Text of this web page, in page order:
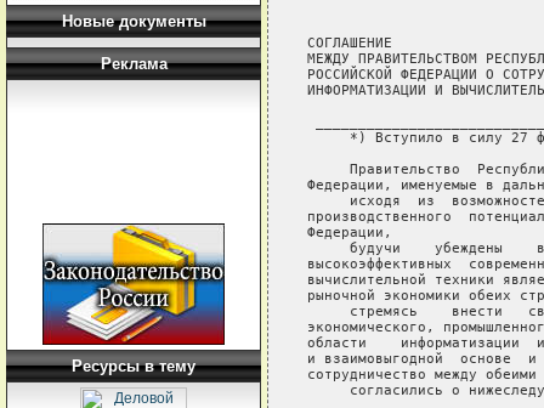
Новые документы
Реклама
Ресурсы в тему
СОГЛАШЕНИЕ
МЕЖДУ ПРАВИТЕЛЬСТВОМ
РОССИЙСКОЙ ФЕДЕРАЦИИ О
ИНФОРМАТИЗАЦИИ И
*) Вступило в силу 27
Правительство
Федерации, именуемые в
исходя  из
производственного
Федерации,
будучи    убеждены
высокоэффективных
вычислительной техники
рыночной экономики обеих
стремясь    внести
экономического,
области    информатизации
и взаимовыгодной  основе  и
сотрудничество между
согласились о